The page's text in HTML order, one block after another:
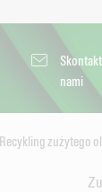
nami
Recykling zużytego